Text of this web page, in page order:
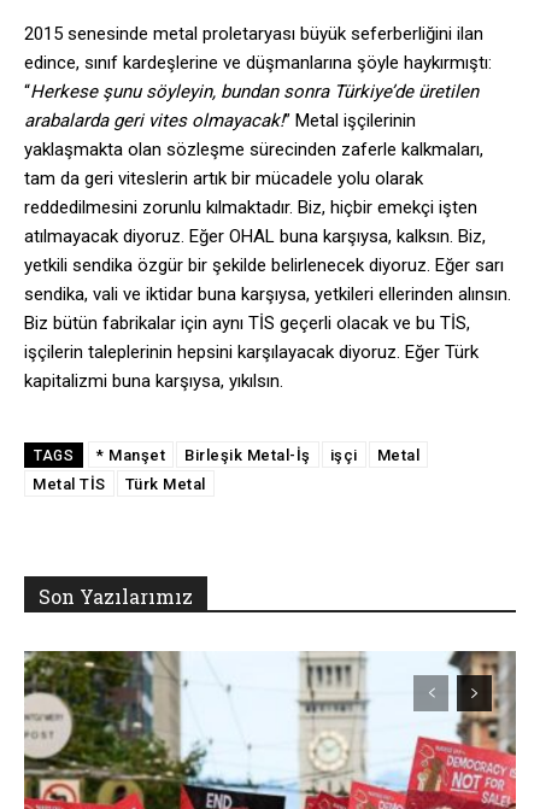
2015 senesinde metal proletaryası büyük seferberliğini ilan
edince, sınıf kardeşlerine ve düşmanlarına şöyle haykırmıştı:
“Herkese şunu söyleyin, bundan sonra Türkiye’de üretilen
arabalarda geri vites olmayacak!” Metal işçilerinin
yaklaşmakta olan sözleşme sürecinden zaferle kalkmaları,
tam da geri viteslerin artık bir mücadele yolu olarak
reddedilmesini zorunlu kılmaktadır. Biz, hiçbir emekçi işten
atılmayacak diyoruz. Eğer OHAL buna karşıysa, kalksın. Biz,
yetkili sendika özgür bir şekilde belirlenecek diyoruz. Eğer sarı
sendika, vali ve iktidar buna karşıysa, yetkileri ellerinden alınsın.
Biz bütün fabrikalar için aynı TİS geçerli olacak ve bu TİS,
işçilerin taleplerinin hepsini karşılayacak diyoruz. Eğer Türk
kapitalizmi buna karşıysa, yıkılsın.
TAGS * Manşet Birleşik Metal-İş işçi
Metal
Metal TİS
Türk Metal
Son Yazılarımız